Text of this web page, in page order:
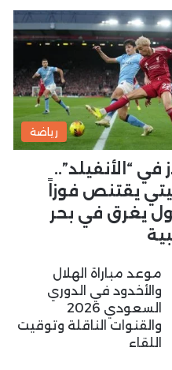
رياضة
“الأنفيلد”..
يقتنص فوزاً
يغرق في بحر
موعد مباراة الهلال
والأخدود في الدوري
السعودي 2026
والقنوات الناقلة وتوقيت
اللقاء